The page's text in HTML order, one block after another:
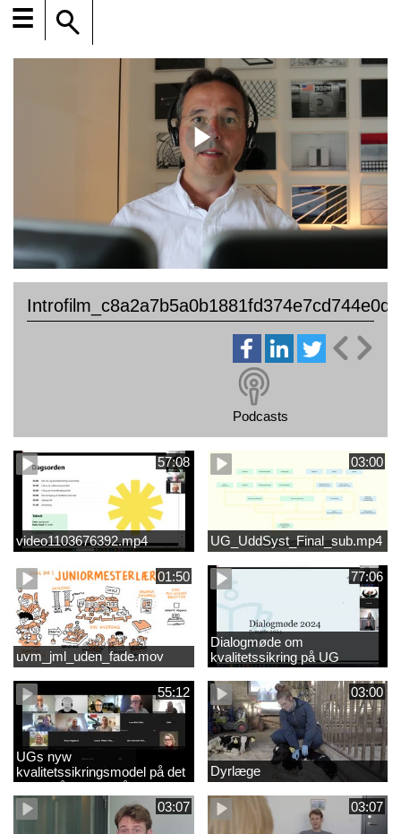
☰
Podcasts
57:08
video1103676392.mp4
03:00
UG_UddSyst_Final_sub.mp4
01:50
uvm_jml_uden_fade.mov
77:06
Dialogmøde om
kvalitetssikring på UG
55:12
UGs nyw
kvalitetssikringsmodel på det
videregående område
03:00
Dyrlæge
03:07 03:07